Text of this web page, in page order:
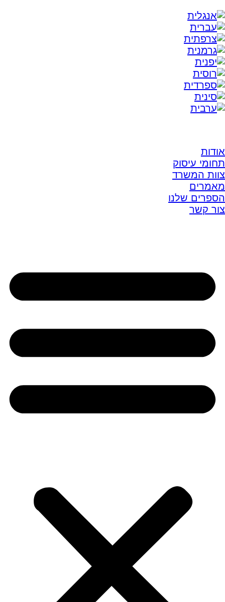
אודות
תחומי עיסוק
צוות המשרד
מאמרים
הספרים שלנו
צור קשר